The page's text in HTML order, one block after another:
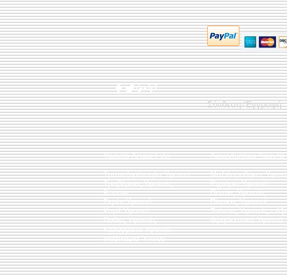
Σύνδεση/Εγγραφή
Διακοσμητικά Υφαντά
Μαξιλαροθήκες
Ριχτάρια Υφαντά
Πάντες Υφαντές
Πίνακες Υφαντοί
Τσάντες Υφαντές -
Θρησκευτικά Υφαντά
Υφαντά Λευκά Είδη
Τραπεζομάντηλα Υφαντά
Τραβέρσες Υφαντές
Runner
Σεμέν Υφαντά
Καρέ Υφαντά
Ποδιές Υφαντές
Καλύμματα Υφαντά
Μαξιλάρια Ύπνου